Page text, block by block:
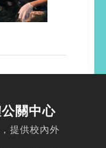
關中心
提供校內外